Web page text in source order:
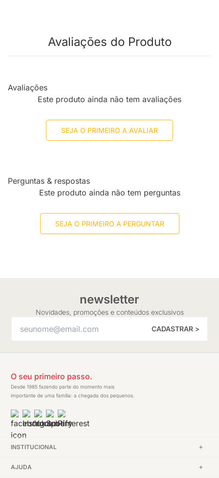
Avaliações do Produto
Avaliações
Este produto ainda não tem avaliações
SEJA O PRIMEIRO A AVALIAR
Perguntas & respostas
Este produto ainda não tem perguntas
SEJA O PRIMEIRO A PERGUNTAR
newsletter
Novidades, promoções e conteúdos exclusivos
CADASTRAR >
O seu primeiro passo.
Desde 1985 fazendo parte do momento mais
importante de uma família: a chegada dos pequenos.
INSTITUCIONAL
AJUDA